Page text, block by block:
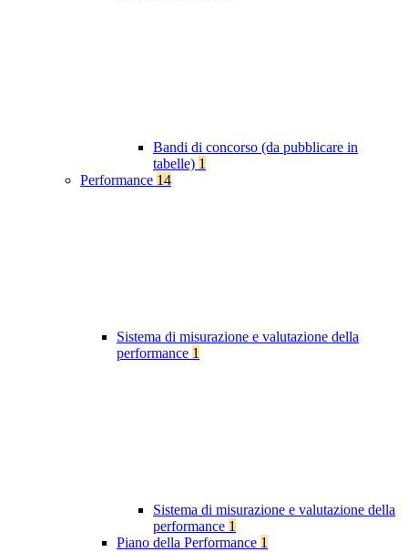
Bandi di concorso (da pubblicare in
tabelle) 1
Performance 14
Sistema di misurazione e valutazione della
performance 1
Sistema di misurazione e valutazione della
performance 1
Piano della Performance 1